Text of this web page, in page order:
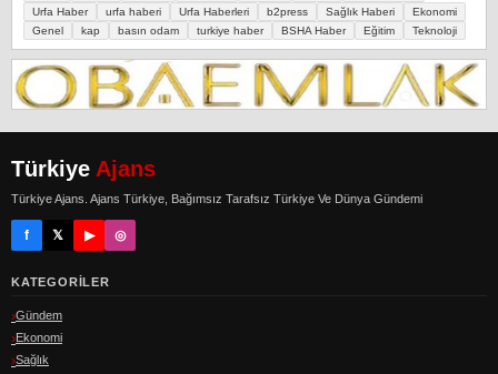
Urfa Haber
urfa haberi Urfa Haberleri b2press Sağlık Haberi
Ekonomi
Genel
kap basın odam turkiye haber BSHA Haber Eğitim Teknoloji
Türkiye Ajans
Türkiye Ajans. Ajans Türkiye, Bağımsız Tarafsız Türkiye Ve Dünya Gündemi
f 𝕏 ▶ ◎
KATEGORILER
Gündem
Ekonomi
Sağlık